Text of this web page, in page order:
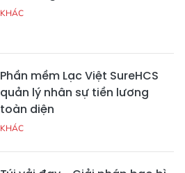
KHÁC
Phần mềm Lạc Việt SureHCS
quản lý nhân sự tiền lương
toàn diện
KHÁC